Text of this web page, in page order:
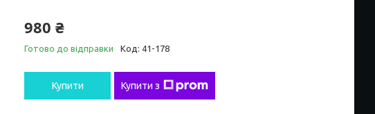
980 ₴
Готово до відправки Код: 41-178
Купити Купити з